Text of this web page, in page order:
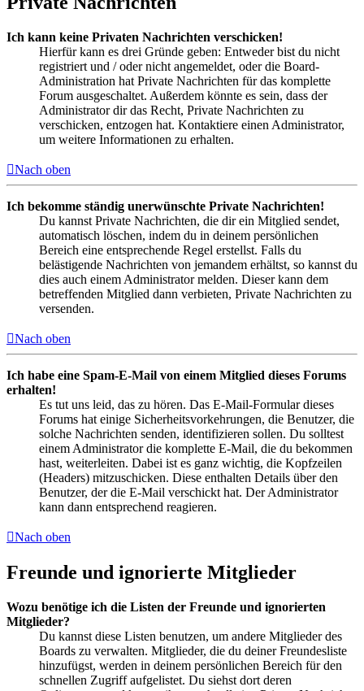
Ich kann keine Privaten Nachrichten verschicken!
Hierfür kann es drei Gründe geben: Entweder bist du nicht
registriert und / oder nicht angemeldet, oder die Board-
Administration hat Private Nachrichten für das komplette
Forum ausgeschaltet. Außerdem könnte es sein, dass der
Administrator dir das Recht, Private Nachrichten zu
verschicken, entzogen hat. Kontaktiere einen Administrator,
um weitere Informationen zu erhalten.
Nach oben
Ich bekomme ständig unerwünschte Private Nachrichten!
Du kannst Private Nachrichten, die dir ein Mitglied sendet,
automatisch löschen, indem du in deinem persönlichen
Bereich eine entsprechende Regel erstellst. Falls du
belästigende Nachrichten von jemandem erhältst, so kannst du
dies auch einem Administrator melden. Dieser kann dem
betreffenden Mitglied dann verbieten, Private Nachrichten zu
versenden.
Nach oben
Ich habe eine Spam-E-Mail von einem Mitglied dieses Forums
erhalten!
Es tut uns leid, das zu hören. Das E-Mail-Formular dieses
Forums hat einige Sicherheitsvorkehrungen, die Benutzer, die
solche Nachrichten senden, identifizieren sollen. Du solltest
einem Administrator die komplette E-Mail, die du bekommen
hast, weiterleiten. Dabei ist es ganz wichtig, die Kopfzeilen
(Headers) mitzuschicken. Diese enthalten Details über den
Benutzer, der die E-Mail verschickt hat. Der Administrator
kann dann entsprechend reagieren.
Nach oben
Freunde und ignorierte Mitglieder
Wozu benötige ich die Listen der Freunde und ignorierten
Mitglieder?
Du kannst diese Listen benutzen, um andere Mitglieder des
Boards zu verwalten. Mitglieder, die du deiner Freundesliste
hinzufügst, werden in deinem persönlichen Bereich für den
schnellen Zugriff aufgelistet. Du siehst dort deren